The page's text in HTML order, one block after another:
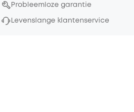
Probleemloze garantie
Levenslange klantenservice